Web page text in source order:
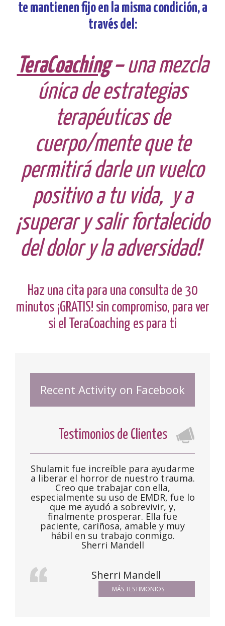
te mantienen fijo en la misma condición, a
través del:
TeraCoaching–una mezcla
única de estrategias
terapéuticas de
cuerpo/mente que te
permitirá darle un vuelco
positivo a tu vida, y a
¡superar y salir fortalecido
del dolor y la adversidad!
Haz una cita para una consulta de 30
minutos ¡GRATIS! sin compromiso, para ver
si el TeraCoaching es para ti
Recent Activity on Facebook
Testimonios de Clientes
Shulamit fue increíble para ayudarme
a liberar el horror de nuestro trauma.
Creo que trabajar con ella,
especialmente su uso de EMDR, fue lo
que me ayudó a sobrevivir, y,
finalmente prosperar. Ella fue
paciente, cariñosa, amable y muy
hábil en su trabajo conmigo.
Sherri Mandell
Sherri Mandell
MÁS TESTIMONIOS